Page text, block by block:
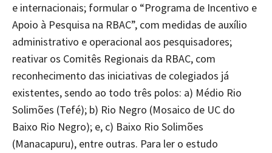
e internacionais; formular o “Programa de Incentivo e
Apoio à Pesquisa na RBAC”, com medidas de auxílio
administrativo e operacional aos pesquisadores;
reativar os Comitês Regionais da RBAC, com
reconhecimento das iniciativas de colegiados já
existentes, sendo ao todo três polos: a) Médio Rio
Solimões (Tefé); b) Rio Negro (Mosaico de UC do
Baixo Rio Negro); e, c) Baixo Rio Solimões
(Manacapuru), entre outras. Para ler o estudo